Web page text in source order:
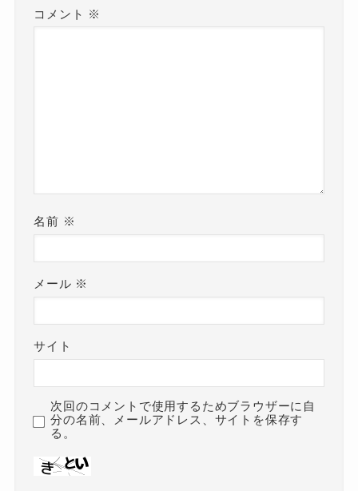
コメント ※
名前 ※
メール ※
サイト
次回のコメントで使用するためブラウザーに自
分の名前、メールアドレス、サイトを保存す
る。